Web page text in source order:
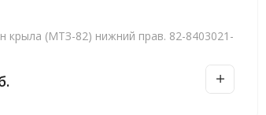
крыла (МТЗ-82) нижний прав. 82-8403021-